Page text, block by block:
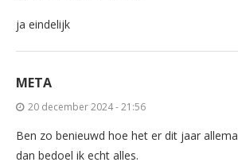
ja eindelijk
META
20 december 2024 - 21:56
Ben zo benieuwd hoe het er dit jaar
dan bedoel ik echt alles.